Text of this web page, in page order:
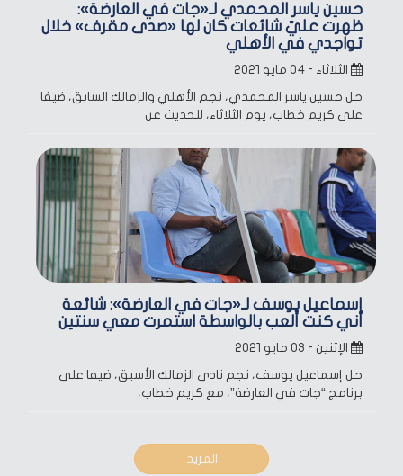
حسين ياسر المحمدي لـ«جات في العارضة»:
ظهرت عليّ شائعات كان لها «صدى مقرف» خلال
تواجدي في الأهلي
الثلاثاء - ٠٤ مايو ٢٠٢١
حل حسين ياسر المحمدي، نجم الأهلي والزمالك السابق، ضيفا
على كريم خطاب، يوم الثلاثاء، للحديث عن
إسماعيل يوسف لـ«جات في العارضة»: شائعة
أني كنت ألعب بالواسطة استمرت معي سنتين
الإثنين - ٠٣ مايو ٢٠٢١
حل إسماعيل يوسف، نجم نادي الزمالك الأسبق، ضيفا على
برنامج “جات في العارضة”، مع كريم خطاب،
المزيد